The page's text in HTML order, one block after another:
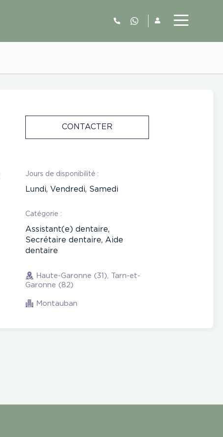
06.52.63.77.73
CONTACTER
Jours de disponibilité :
Lundi, Vendredi, Samedi
Catégorie :
Assistant(e) dentaire,
Secrétaire dentaire, Aide
dentaire
Haute-Garonne (31), Tarn-et-
Garonne (82)
Montauban